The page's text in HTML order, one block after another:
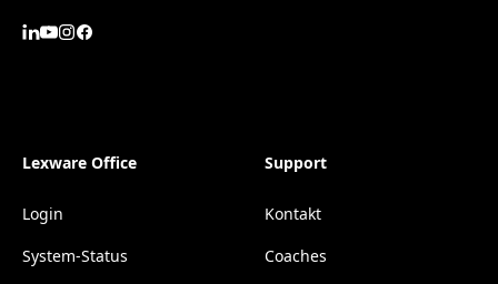
Lexware Office
Login
System-Status
Support
Kontakt
Coaches